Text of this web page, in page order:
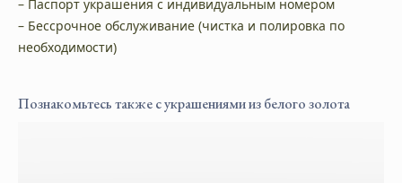
– Паспорт украшения с индивидуальным номером
– Бессрочное обслуживание (чистка и полировка по
необходимости)
Познакомьтесь также с украшениями из белого золота